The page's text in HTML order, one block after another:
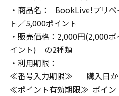
・商品名： BookLive!プリ
ト／5,000ポイント
・販売価格：2,000円(2,000
イント) の2種類
・利用期限：
≪番号入力期限≫ 購入日か
≪ポイント有効期限≫ ポイン